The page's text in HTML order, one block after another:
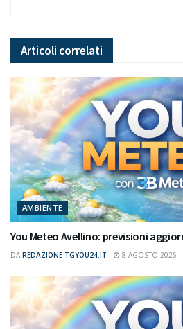
Articoli correlati
AMBIENTE
You Meteo Avellino: previsioni
DA REDAZIONE TGYOU24.IT 8 AGOSTO 2026